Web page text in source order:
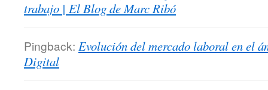
trabajo | El Blog de Marc Ribó
Pingback: Evolución del mercado laboral en el
Digital